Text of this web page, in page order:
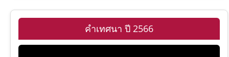
มีคาห์
2 ยอห์น
คำเทศนา ปี 2566